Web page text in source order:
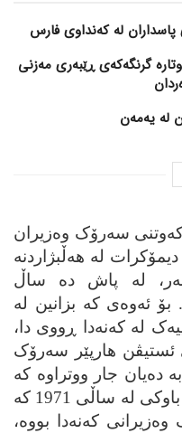
لە کەنداوی فارس
وتارە گرنگەکەی ڕێبەری مەزنی
لە یەمەن
سه‌رۆک وه‌زیران
له‌ هه‌ڵبژاردنه‌
له‌ پاش ده‌ ساڵ
ئه‌وه‌ی که‌ بزانین له‌
له‌ که‌نه‌دا ڕووی دا،
ئستیڤن هارپێر سه‌رۆک
ده‌یان جار ووتراوه‌ که‌
هه‌ڵبژاردنی ترۆدۆ ( که‌ پی ێری باوکی له‌ ساڵی 1971 که‌
که‌نه‌دا بووه‌،